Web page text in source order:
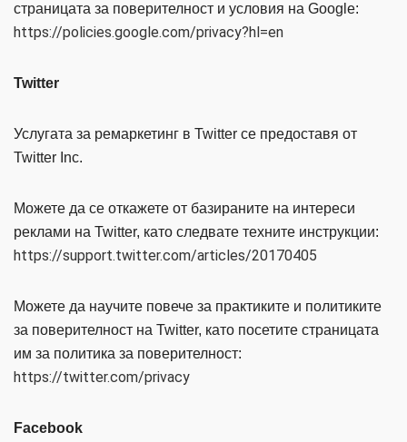
страницата за поверителност и условия на Google:
https://policies.google.com/privacy?hl=en
Twitter
Услугата за ремаркетинг в Twitter се предоставя от
Twitter Inc.
Можете да се откажете от базираните на интереси
реклами на Twitter, като следвате техните инструкции:
https://support.twitter.com/articles/20170405
Можете да научите повече за практиките и политиките
за поверителност на Twitter, като посетите страницата
им за политика за поверителност:
https://twitter.com/privacy
Facebook